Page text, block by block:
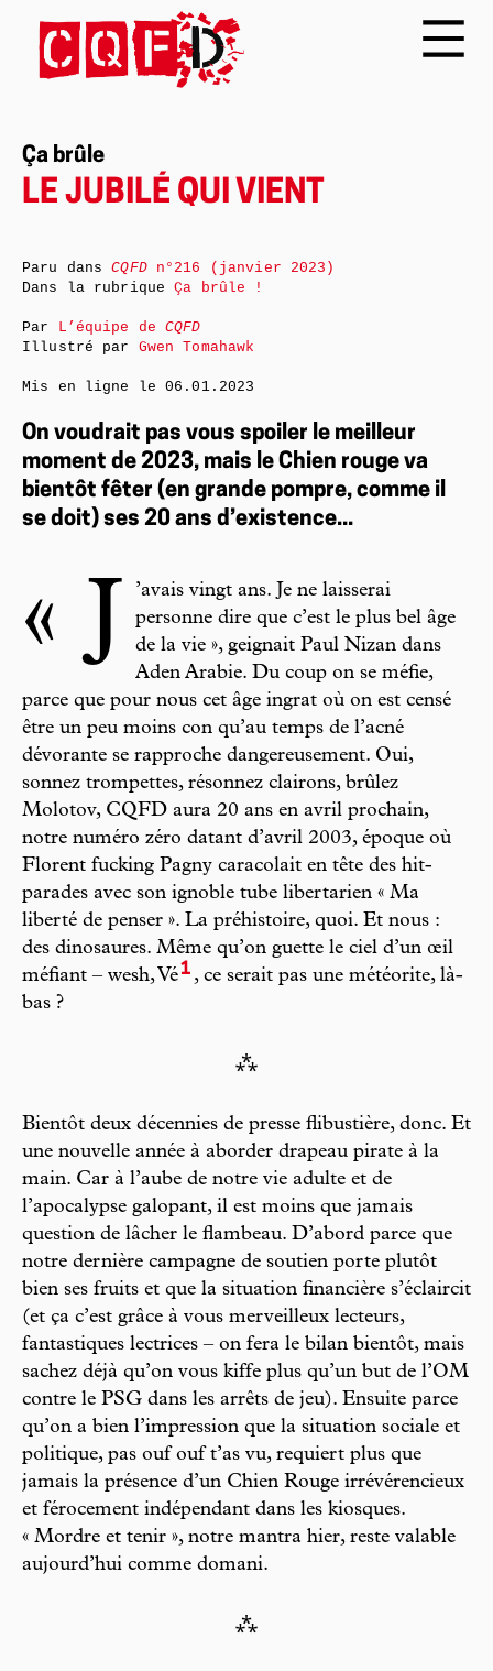
Ça brûle
LE JUBILÉ QUI VIENT
On voudrait pas vous spoiler le meilleur
moment de 2023, mais le Chien rouge va
bientôt fêter (en grande pompre, comme il
se doit) ses 20 ans d’existence...
« J
’avais vingt ans. Je ne laisserai
personne dire que c’est le plus bel âge
de la vie », geignait Paul Nizan dans
Aden Arabie. Du coup on se méfie,
parce que pour nous cet âge ingrat où on est censé
être un peu moins con qu’au temps de l’acné
dévorante se rapproche dangereusement. Oui,
sonnez trompettes, résonnez clairons, brûlez
Molotov, CQFD aura 20 ans en avril prochain,
notre numéro zéro datant d’avril 2003, époque où
Florent fucking Pagny caracolait en tête des hit-
parades avec son ignoble tube libertarien « Ma
liberté de penser ». La préhistoire, quoi. Et nous :
des dinosaures. Même qu’on guette le ciel d’un œil
méfiant – wesh, Vé1 , ce serait pas une météorite, là-
bas ?
⁂
Bientôt deux décennies de presse flibustière, donc. Et
une nouvelle année à aborder drapeau pirate à la
main. Car à l’aube de notre vie adulte et de
l’apocalypse galopant, il est moins que jamais
question de lâcher le flambeau. D’abord parce que
notre dernière campagne de soutien porte plutôt
bien ses fruits et que la situation financière s’éclaircit
(et ça c’est grâce à vous merveilleux lecteurs,
fantastiques lectrices – on fera le bilan bientôt, mais
sachez déjà qu’on vous kiffe plus qu’un but de l’OM
contre le PSG dans les arrêts de jeu). Ensuite parce
qu’on a bien l’impression que la situation sociale et
politique, pas ouf ouf t’as vu, requiert plus que
jamais la présence d’un Chien Rouge irrévérencieux
et férocement indépendant dans les kiosques.
« Mordre et tenir », notre mantra hier, reste valable
aujourd’hui comme domani.
⁂
Paru dansCQFDn°216 (janvier 2023)
Dans la rubriqueÇa brûle !
Par L’équipe deCQFD
Illustré par Gwen Tomahawk
Mis en ligne le06.01.2023